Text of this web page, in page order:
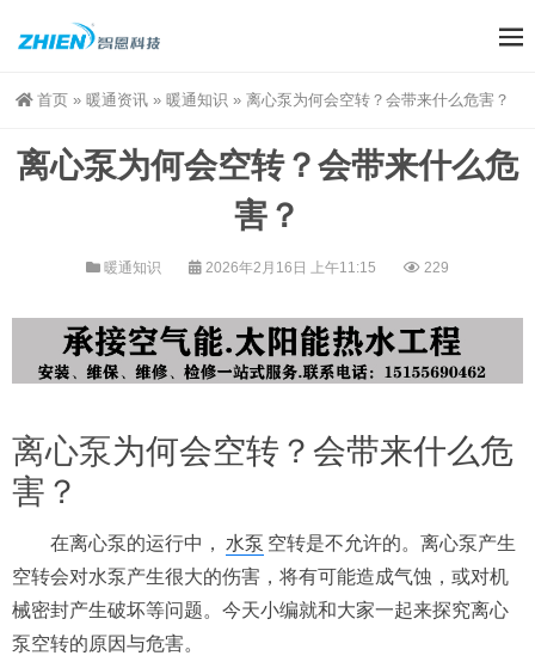
首页 » 暖通资讯 » 暖通知识 » 离心泵为何会空转？会带来什么危害？
离心泵为何会空转？会带来什么危
害？
暖通知识 2026年2月16日 上午11:15 229
离心泵为何会空转？会带来什么危
害？
在离心泵的运行中， 水泵 空转是不允许的。离心泵产生
空转会对水泵产生很大的伤害，将有可能造成气蚀，或对机
械密封产生破坏等问题。今天小编就和大家一起来探究离心
泵空转的原因与危害。